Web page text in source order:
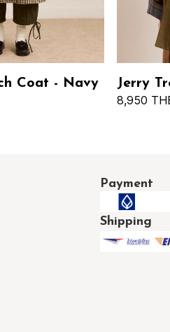
Coat - Navy
Jerry
8,950
Payment
Shipping